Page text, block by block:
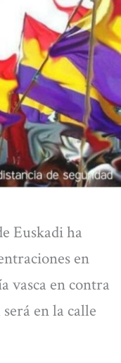
Euskadi ha
en
vasca en contra
en la calle